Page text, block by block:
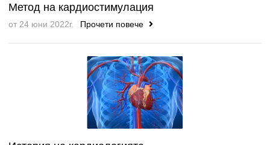
Метод на кардиостимулация
от 24 юни 2022г. Прочети повече